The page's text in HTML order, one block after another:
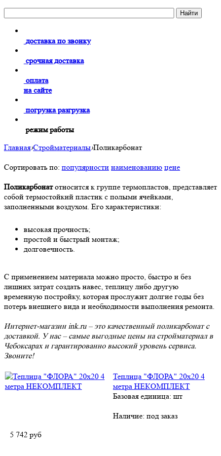
доставка по звонку
срочная доставка
оплата
на сайте
погрузка разгрузка
режим работы
Главная›Стройматериалы›Поликарбонат
Сортировать по: популярности наименованию цене
Поликарбонатотносится к группе термопластов, представляет
собой термостойкий пластик с полыми ячейками,
заполненными воздухом. Его характеристики:
высокая прочность;
простой и быстрый монтаж;
долговечность.
С применением материала можно просто, быстро и без
лишних затрат создать навес, теплицу либо другую
временную постройку, которая прослужит долгие годы без
потерь внешнего вида и необходимости выполнения ремонта.
Интернет-магазин ink.ru – это качественный поликарбонат с
доставкой. У нас – самые выгодные цены на стройматериал в
Чебоксарах и гарантированно высокий уровень сервиса.
Звоните!
Теплица "ФЛОРА" 20х20 4
метра НЕКОМПЛЕКТ
Базовая единица: шт
Наличие: под заказ
5 742 руб